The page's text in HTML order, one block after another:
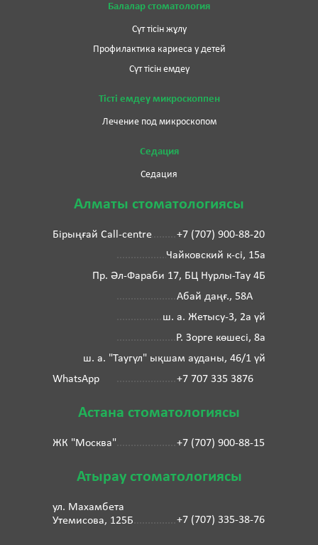
Балалар стоматология
Сүт тісін жұлу
Профилактика кариеса у детей
Сүт тісін емдеу
Тісті емдеу микроскоппен
Лечение под микроскопом
Седация
Седация
Алматы стоматологиясы
Бірыңғай Call-centre
+7 (707) 900-88-20
Чайковский к-сі, 15а
Пр. Әл-Фараби 17, БЦ Нурлы-Тау 4Б
Абай даңғ., 58А
ш. а. Жетысу-3, 2а үй
Р. Зорге көшесі, 8а
ш. а. "Таугүл" ықшам ауданы, 46/1 үй
WhatsApp
+7 707 335 3876
Астана стоматологиясы
ЖК "Москва" +7 (707) 900-88-15
Атырау стоматологиясы
ул. Махамбета
Утемисова, 125Б
+7 (707) 335-38-76